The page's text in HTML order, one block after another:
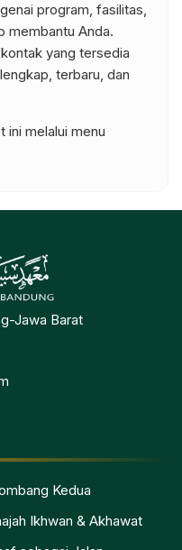
program, fasilitas,
membantu Anda.
yang tersedia
terbaru, dan
ini melalui menu
Jawa Barat
Kedua
Ikhwan & Akhawat